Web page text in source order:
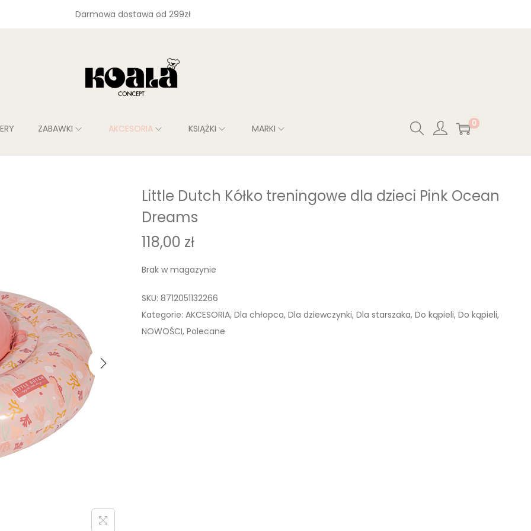
Darmowa dostawa od 299zł
ZABAWKI AKCESORIA KSIĄŻKI MARKI 0
Little Dutch Kółko treningowe dla dzieci Pink Ocean
Dreams
118,00 zł
Brak w magazynie
SKU: 8712051132266
Kategorie: AKCESORIA, Dla chłopca, Dla dziewczynki, Dla starszaka, Do kąpieli, Do kąpieli,
NOWOŚCI, Polecane